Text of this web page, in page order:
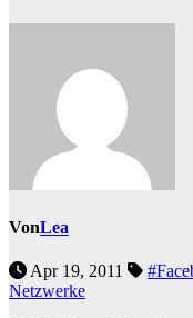
VonLea
Apr 19, 2011
Netzwerke